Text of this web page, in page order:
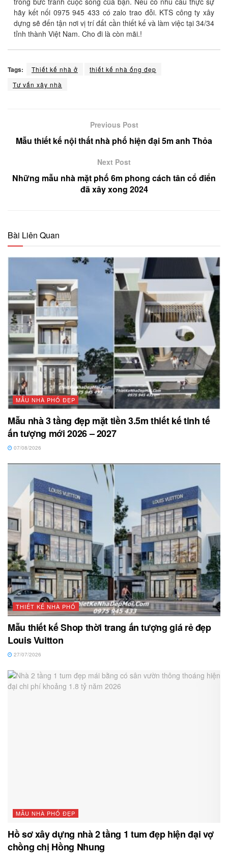
hãy kết nối 0975 945 433 có zalo trao đỗi. KTS công ty xây
dựng sẽ đến tận nơi vị trí đất cần thiết kế và làm việc tại 34/34
tỉnh thành Việt Nam. Cho đi là còn mãi.!
Tags: Thiết kế nhà ở
thiết kế nhà ống đẹp
Tư vấn xây nhà
Previous Post
Mẫu thiết kế nội thất nhà phố hiện đại 5m anh Thỏa
Next Post
Những mẫu nhà mặt phố 6m phong cách tân cổ điển
đã xây xong 2024
Bài Liên Quan
MẪU NHÀ PHỐ ĐẸP
Mẫu nhà 3 tầng đẹp mặt tiền 3.5m thiết kế tinh tế
ấn tượng mới 2026 – 2027
07/08/2026
THIẾT KẾ NHÀ PHỐ
Mẫu thiết kế Shop thời trang ấn tượng giá rẻ đẹp
Louis Vuitton
27/07/2026
MẪU NHÀ PHỐ ĐẸP
Hồ sơ xây dựng nhà 2 tầng 1 tum đẹp hiện đại vợ
chồng chị Hồng Nhung